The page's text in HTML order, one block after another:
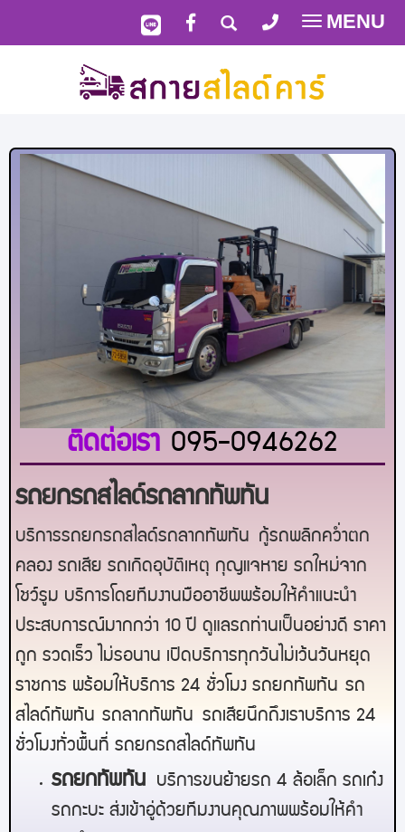
Toggle
MENU
ติดต่อเรา 095-0946262
รถยกรถสไลด์รถลากทัพทัน
บริการรถยกรถสไลด์รถลากทัพทัน กู้รถพลิกคว่ำตก
คลอง รถเสีย รถเกิดอุบัติเหตุ กุญแจหาย รถใหม่จาก
โชว์รูม บริการโดยทีมงานมืออาชีพพร้อมให้คำแนะนำ
ประสบการณ์มากกว่า 10 ปี ดูแลรถท่านเป็นอย่างดี ราคา
ถูก รวดเร็ว ไม่รอนาน เปิดบริการทุกวันไม่เว้นวันหยุด
ราชการ พร้อมให้บริการ 24 ชั่วโมง รถยกทัพทัน รถ
สไลด์ทัพทัน รถลากทัพทัน
รถเสียนึกถึงเราบริการ 24
ชั่วโมงทั่วพื้นที่ รถยกรถสไลด์ทัพทัน
รถยกทัพทัน
บริการขนย้ายรถ 4 ล้อเล็ก รถเก๋ง
รถกะบะ ส่งเข้าอู่ด้วยทีมงานคุณภาพพร้อมให้คำ